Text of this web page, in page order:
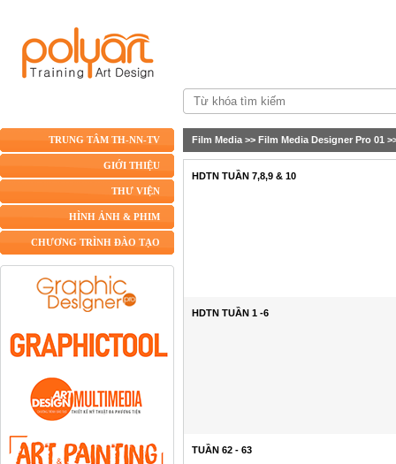
TRUNG TÂM TH-NN-TV
GIỚI THIỆU
THƯ VIỆN
HÌNH ẢNH & PHIM
CHƯƠNG TRÌNH ĐÀO TẠO
Film Media >> Film Media Designer Pro 01
HDTN TUẦN 7,8,9 & 10
HDTN TUẦN 1 -6
TUẦN 62 - 63